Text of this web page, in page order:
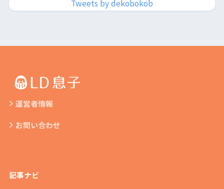
Tweets by dekobokob
運営者情報
お問い合わせ
記事ナビ